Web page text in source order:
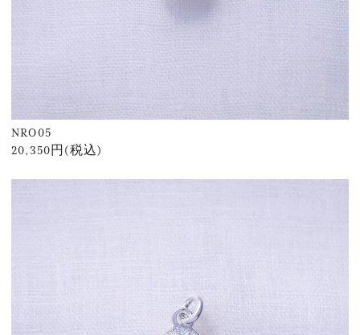
NRO05
20,350円(税込)